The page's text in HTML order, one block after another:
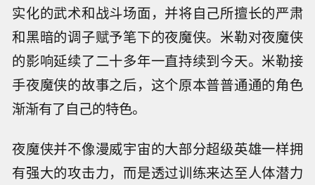
实化的武术和战斗场面，并将自己所擅长的严肃
和黑暗的调子赋予笔下的夜魔侠。米勒对夜魔侠
的影响延续了二十多年一直持续到今天。米勒接
手夜魔侠的故事之后，这个原本普普通通的角色
渐渐有了自己的特色。
夜魔侠并不像漫威宇宙的大部分超级英雄一样拥
有强大的攻击力，而是透过训练来达至人体潜力